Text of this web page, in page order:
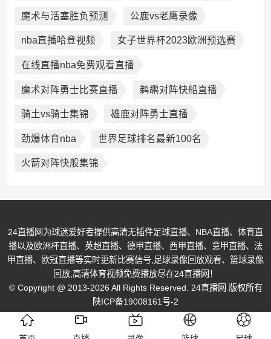
魔术与活塞胜负预测 公鹿vs老鹰录像
nba直播哈登视频 女子世界杯2023欧洲预选赛
在线直播nba免费观看直播
魔术对阵勇士比赛直播 鹈鹕对阵快船直播
骑土vs骑士集锦 雄鹿对阵勇士直播
劲爆体育nba 世界足球排名最新100名
火箭对阵快般集锦
24直播网为球迷爱好者提供高清无插件足球直播、NBA直播、体育直
播以及欧洲杯直播、英超直播、德甲直播、西甲直播、意甲直播、法
甲直播、欧冠直播等实时更新比赛信号,足球录像回放观看、篮球录像
回放,高清体育视频免费播放尽在24直播网！
© Copyright @ 2013-2026 All Rights Reserved. 24直播网 版权所有
陕ICP备19008161号-2